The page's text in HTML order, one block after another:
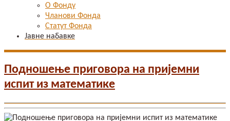
О Фонду
Чланови Фонда
Статут Фонда
Јавне набавке
Подношење приговора на пријемни
испит из математике